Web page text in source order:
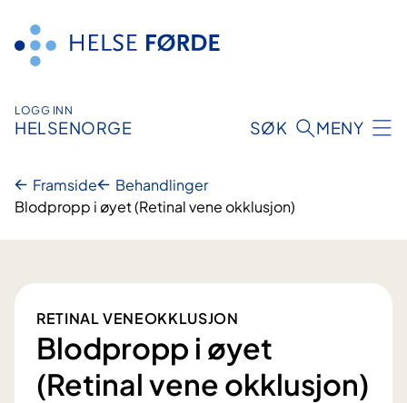
innhald
LOGG INN
HELSENORGE SØK MENY
Framside
Behandlinger
Blodpropp i øyet (Retinal vene okklusjon)
RETINAL VENEOKKLUSJON
Blodpropp i øyet
(Retinal vene okklusjon)